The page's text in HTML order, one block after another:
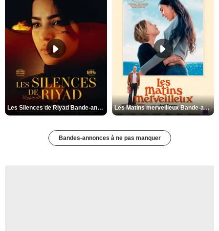
Les Silences de Riyad Bande-annonce VO STFR Les Matins merveilleux Bande-annonce VF
Bandes-annonces à ne pas manquer